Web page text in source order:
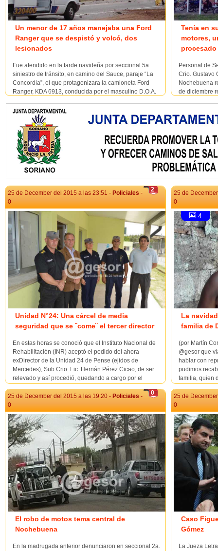
Un menor de 17 años manejaba una Ford
Ranger que se despistó y volcó, dos
lesionados
Fue atendido en la tarde navideña por seccional 5a.
siniestro de tránsito, en camino del Sauce, paraje “La
Concordia”, el que protagonizara la camioneta Ford
Ranger, KDA 6913, conducida por el masculino D.O.A.
masculino, de 49 años, establecién...
Tenía en
motores,
Personal de
Crio. Gustavo
Nochebuena
de diciembre
2
25 de December del 2015 a las 23:51 - Policiales -
0
Unidad N°24: Una cárcel de media
seguridad que se ¨come¨ el tercer director
En estas horas se conoció que el Instituto Nacional de
Rehabilitación (INR) aceptó el pedido del ahora
exDirector de la Unidad 24 de Pense (ejidos de
Mercedes), Sub Crio. Lic. Hernán Pérez Cicao, de ser
relevado y así procedió, quedando a cargo por el
25 de
0
4
La
familia de
(por Martín
@gesor que
hablar con
pudimos
familia, quien
0
25 de December del 2015 a las 19:20 - Policiales -
0
El robo de motos tema central de
Nochebuena
En la madrugada anterior denunciaron en seccional 2a.
25 de
0
Caso
Gómez
La Jueza